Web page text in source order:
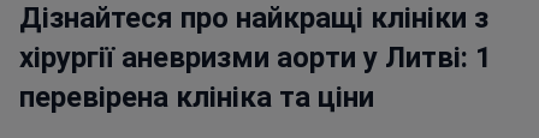
Дізнайтеся про найкращі клініки з
хірургії аневризми аорти у Литві: 1
перевірена клініка та ціни